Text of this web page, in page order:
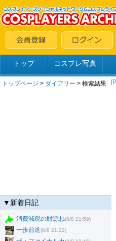
トップ コスプレ写真
トップページ > ダイアリー > 検索結果
▼新着日記
消費減税の財源ね(8/8 21:59)
一歩前進(8/8 21:22)